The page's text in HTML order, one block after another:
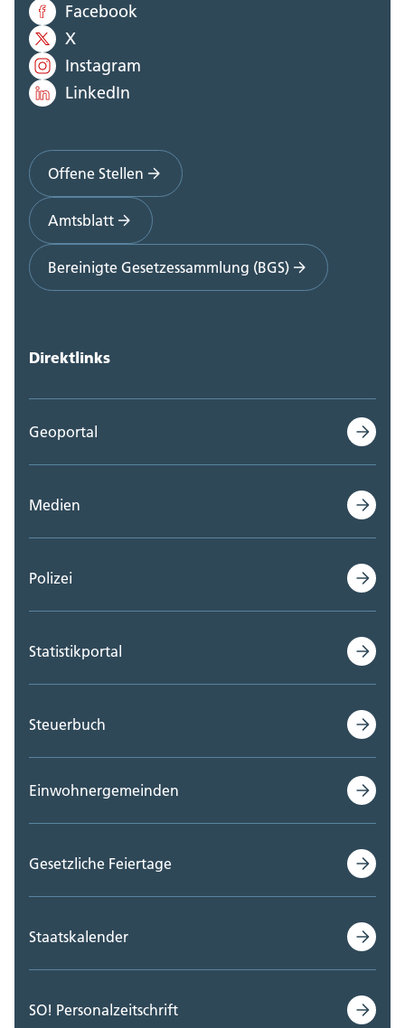
Facebook
X
Instagram
LinkedIn
Offene Stellen
Amtsblatt
Bereinigte Gesetzessammlung (BGS)
Direktlinks
Geoportal
Medien
Polizei
Statistikportal
Steuerbuch
Einwohnergemeinden
Gesetzliche Feiertage
Staatskalender
SO! Personalzeitschrift